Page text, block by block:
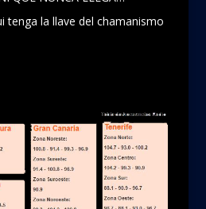
tenga la llave del chamanismo